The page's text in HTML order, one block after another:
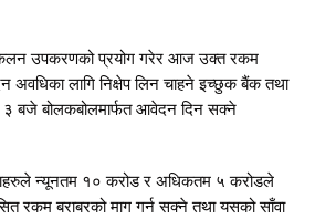
उपकरणको प्रयोग गरेर आज उक्त रकम
अवधिका लागि निक्षेप लिन चाहने इच्छुक बैंक तथा
३ बजे बोलकबोलमार्फत आवेदन दिन सक्ने
न्यूनतम १० करोड र अधिकतम ५ करोडले
रकम बराबरको माग गर्न सक्ने तथा यसको साँवा